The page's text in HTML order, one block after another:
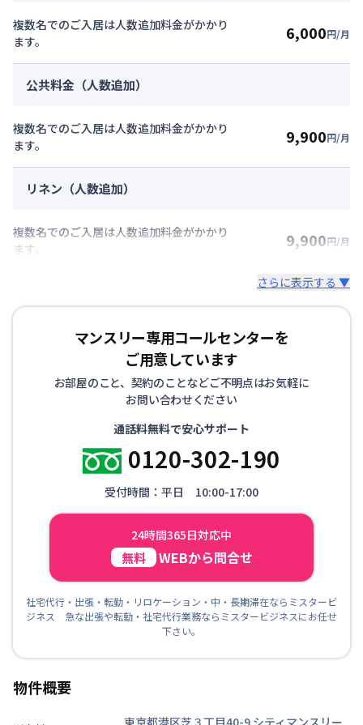
複数名でのご入居は人数追加料金がかかり
ます。
6,000円/月
公共料金（人数追加）
複数名でのご入居は人数追加料金がかかり
ます。
9,900円/月
リネン（人数追加）
複数名でのご入居は人数追加料金がかかり
ます。
9,900円/月
さらに表示する ▼
マンスリー専用コールセンターを
ご用意しています
お部屋のこと、契約のことなどご不明点はお気軽に
お問い合わせください
通話料無料で安心サポート
0120-302-190
受付時間：平日 10:00-17:00
24時間365日対応中
無料 WEBから問合せ
社宅代行・出張・転勤・リロケーション・中・長期滞在ならミスタービ
ジネス 急な出張や転勤・社宅代行業務ならミスタービジネスにお任せ
下さい。
物件概要
東京都港区芝３丁目40-9 シティマンスリー